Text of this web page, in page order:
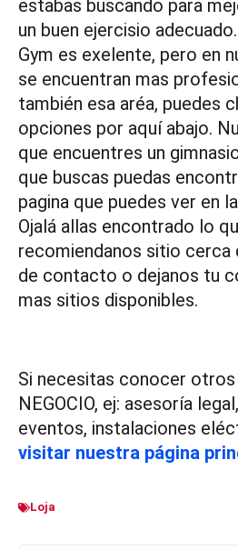
estabas buscando para
un buen ejercisio
Gym es exelente, pero en
se encuentran mas
también esa aréa, puedes
opciones por aquí abajo.
que encuentres un
que buscas puedas
pagina que puedes ver en
Ojalá allas encontrado lo
recomiendanos sitio cerca
de contacto o dejanos tu
mas sitios disponibles.
Si necesitas conocer otros
NEGOCIO, ej: asesoría
eventos, instalaciones
visitar nuestra página
Loja